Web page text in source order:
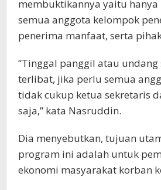
membuktikannya yaitu
semua anggota kelompok
penerima manfaat, serta
“Tinggal panggil atau undang
terlibat, jika perlu semua
tidak cukup ketua sekretaris
saja,” kata Nasruddin.
Dia menyebutkan, tujuan
program ini adalah untuk
ekonomi masyarakat korban